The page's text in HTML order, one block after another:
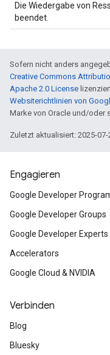
Die Wiedergabe von
beendet.
Sofern nicht anders
Creative Commons
Apache 2.0 License
Websiterichtlinien von
Marke von Oracle und/oder
Zuletzt aktualisiert: 2025-07-
Engagieren
Google Developer
Google Developer Groups
Google Developer Experts
Accelerators
Google Cloud & NVIDIA
Verbinden
Blog
Bluesky